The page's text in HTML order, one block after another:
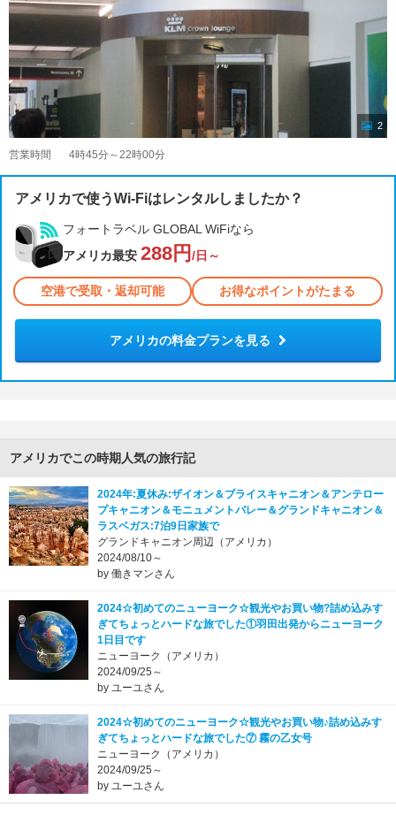
2
営業時間 4時45分～22時00分
アメリカで使うWi-Fiはレンタルしましたか？
フォートラベル GLOBAL WiFiなら
アメリカ最安 288円 /日～
空港で受取・返却可能 お得なポイントがたまる
アメリカの料金プランを見る
アメリカでこの時期人気の旅行記
2024年:夏休み:ザイオン＆ブライスキャニオン＆アンテロー
プキャニオン＆モニュメントバレー＆グランドキャニオン＆
ラスベガス:7泊9日家族で
グランドキャニオン周辺（アメリカ）
2024/08/10～
by 働きマンさん
2024☆初めてのニューヨーク☆観光やお買い物?詰め込みす
ぎてちょっとハードな旅でした①羽田出発からニューヨーク
1日目です
ニューヨーク（アメリカ）
2024/09/25～
by ユーユさん
2024☆初めてのニューヨーク☆観光やお買い物♪詰め込みす
ぎてちょっとハードな旅でした⑦ 霧の乙女号
ニューヨーク（アメリカ）
2024/09/25～
by ユーユさん